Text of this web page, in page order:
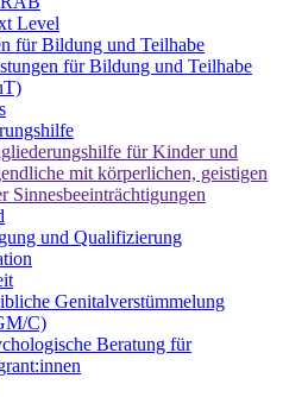
Level
für Bildung und Teilhabe
für Bildung und Teilhabe
für Kinder und
mit körperlichen, geistigen
Sinnesbeeinträchtigungen
und Qualifizierung
Genitalverstümmelung
C)
Beratung für